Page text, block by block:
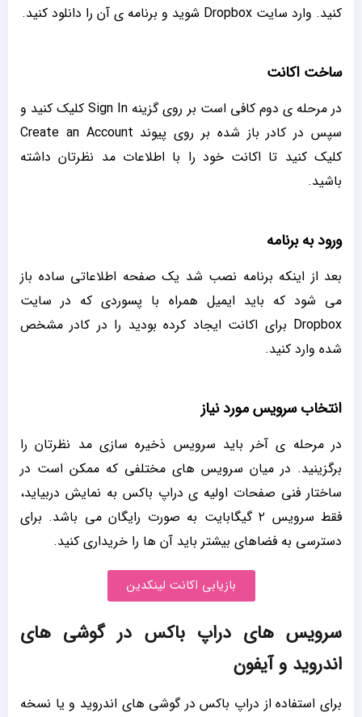
کنید. وارد سایت Dropbox شوید و برنامه ی آن را دانلود کنید.
ساخت اکانت
در مرحله ی دوم کافی است بر روی گزینه Sign In کلیک کنید و
سپس در کادر باز شده بر روی پیوند Create an Account
کلیک کنید تا اکانت خود را با اطلاعات مد نظرتان داشته
باشید.
ورود به برنامه
بعد از اینکه برنامه نصب شد یک صفحه اطلاعاتی ساده باز
می شود که باید ایمیل همراه با پسوردی که در سایت
Dropbox برای اکانت ایجاد کرده بودید را در کادر مشخص
شده وارد کنید.
انتخاب سرویس مورد نیاز
در مرحله ی آخر باید سرویس ذخیره سازی مد نظرتان را
برگزینید. در میان سرویس های مختلفی که ممکن است در
ساختار فنی صفحات اولیه ی دراپ باکس به نمایش دربیاید،
فقط سرویس ۲ گیگابایت به صورت رایگان می باشد. برای
دسترسی به فضاهای بیشتر باید آن ها را خریداری کنید.
بازیابی اکانت لینکدین
سرویس های دراپ باکس در گوشی های
اندروید و آیفون
برای استفاده از دراپ باکس در گوشی های اندروید و یا نسخه